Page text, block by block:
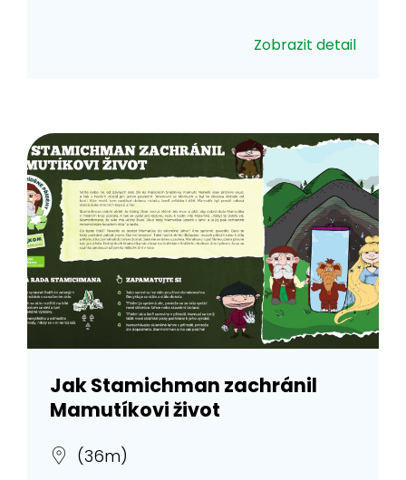
Zobrazit detail
Jak Stamichman zachránil
Mamutíkovi život
(36m)